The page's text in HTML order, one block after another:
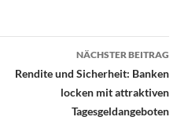
NÄCHSTER BEITRAG
Rendite und Sicherheit: Banken
locken mit attraktiven
Tagesgeldangeboten